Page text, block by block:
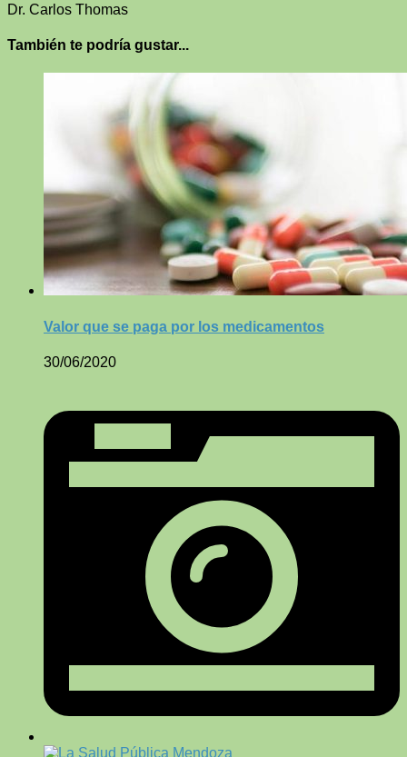
Dr. Carlos Thomas
También te podría gustar...
Valor que se paga por los medicamentos
30/06/2020